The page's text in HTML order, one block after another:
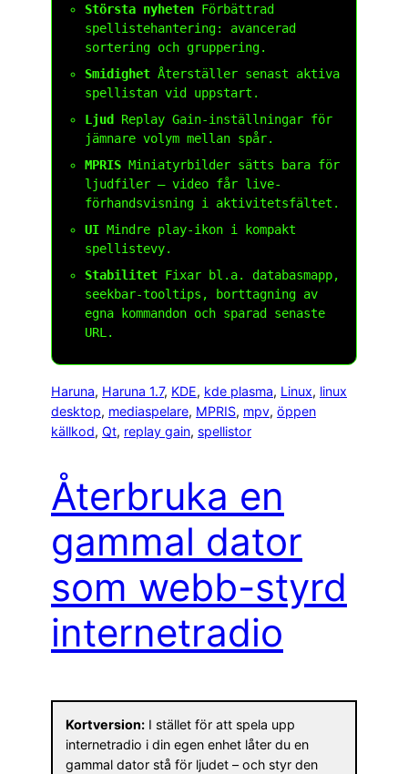
Största nyheten Förbättrad
spellistehantering: avancerad
sortering och gruppering.
Smidighet Återställer senast aktiva
spellistan vid uppstart.
Ljud
Replay Gain-inställningar för
jämnare volym mellan spår.
MPRIS Miniatyrbilder sätts bara för
ljudfiler – video får live-
förhandsvisning i aktivitetsfältet.
UI Mindre play-ikon i kompakt
spellistevy.
Stabilitet Fixar bl.a. databasmapp,
seekbar-tooltips, borttagning av
egna kommandon och sparad senaste
URL.
Haruna, Haruna 1.7, KDE, kde plasma, Linux, linux
desktop, mediaspelare, MPRIS, mpv, öppen
källkod, Qt, replay gain, spellistor
Återbruka en
gammal dator
som webb-styrd
internetradio
Kortversion: I stället för att spela upp
internetradio i din egen enhet låter du en
gammal dator stå för ljudet – och styr den